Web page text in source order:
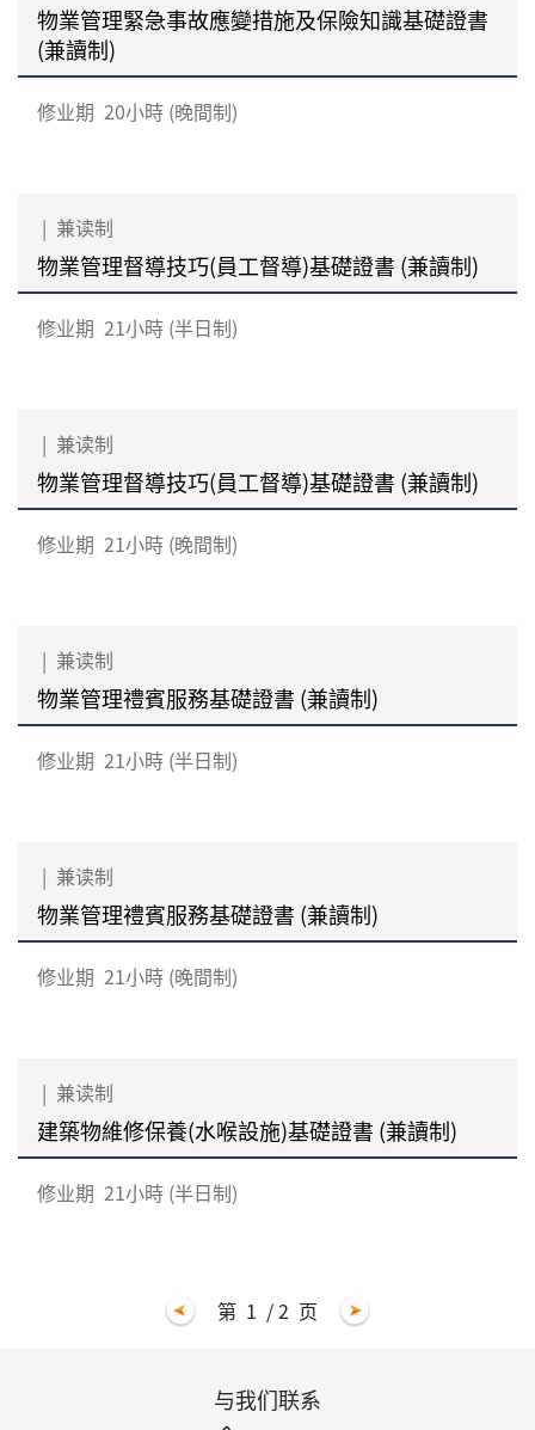
物業管理緊急事故應變措施及保險知識基礎證書
(兼讀制)
修业期 20小時 (晚間制)
| 兼读制
物業管理督導技巧(員工督導)基礎證書 (兼讀制)
修业期 21小時 (半日制)
| 兼读制
物業管理督導技巧(員工督導)基礎證書 (兼讀制)
修业期 21小時 (晚間制)
| 兼读制
物業管理禮賓服務基礎證書 (兼讀制)
修业期 21小時 (半日制)
| 兼读制
物業管理禮賓服務基礎證書 (兼讀制)
修业期 21小時 (晚間制)
| 兼读制
建築物維修保養(水喉設施)基礎證書 (兼讀制)
修业期 21小時 (半日制)
第 1 / 2 页
与我们联系